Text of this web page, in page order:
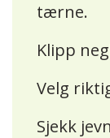
tærne.
Klipp
Velg
Sjekk